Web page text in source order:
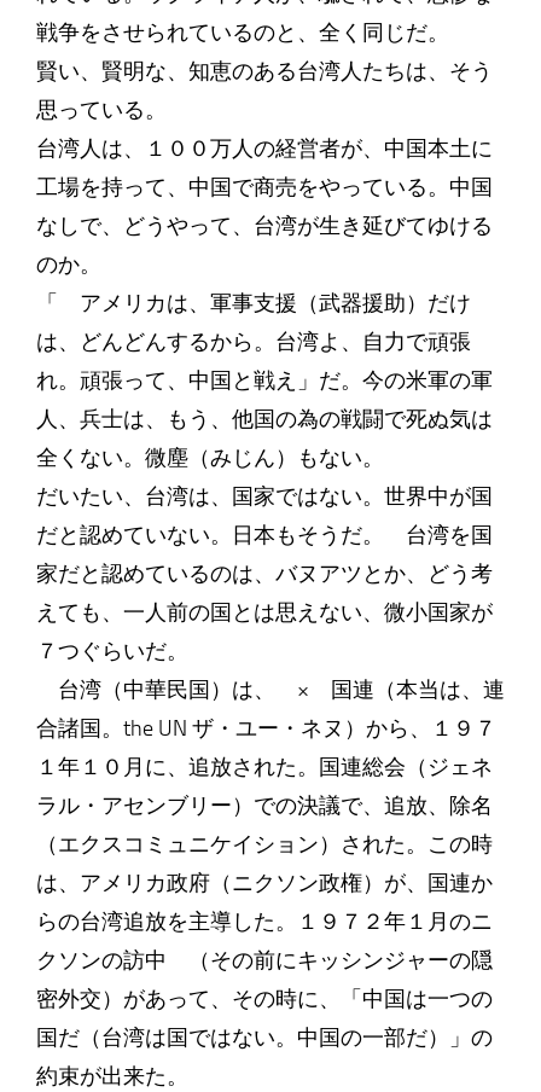
戦争をさせられているのと、全く同じだ。
賢い、賢明な、知恵のある台湾人たちは、そう
思っている。
台湾人は、１００万人の経営者が、中国本土に
工場を持って、中国で商売をやっている。中国
なしで、どうやって、台湾が生き延びてゆける
のか。
「 アメリカは、軍事支援（武器援助）だけ
は、どんどんするから。台湾よ、自力で頑張
れ。頑張って、中国と戦え」だ。今の米軍の軍
人、兵士は、もう、他国の為の戦闘で死ぬ気は
全くない。微塵（みじん）もない。
だいたい、台湾は、国家ではない。世界中が国
だと認めていない。日本もそうだ。 台湾を国
家だと認めているのは、バヌアツとか、どう考
えても、一人前の国とは思えない、微小国家が
７つぐらいだ。
台湾（中華民国）は、 × 国連（本当は、連
合諸国。the UN ザ・ユー・ネヌ）から、１９７
１年１０月に、追放された。国連総会（ジェネ
ラル・アセンブリー）での決議で、追放、除名
（エクスコミュニケイション）された。この時
は、アメリカ政府（ニクソン政権）が、国連か
らの台湾追放を主導した。１９７２年１月のニ
クソンの訪中 （その前にキッシンジャーの隠
密外交）があって、その時に、「中国は一つの
国だ（台湾は国ではない。中国の一部だ）」の
約束が出来た。